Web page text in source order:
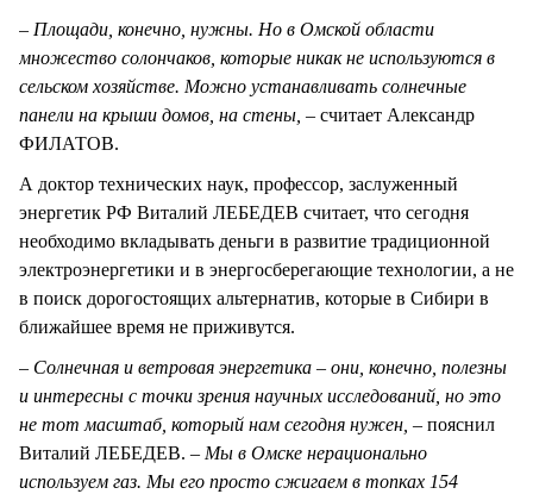
– Площади, конечно, нужны. Но в Омской области
множество солончаков, которые никак не используются в
сельском хозяйстве. Можно устанавливать солнечные
панели на крыши домов, на стены, – считает Александр
ФИЛАТОВ.
А доктор технических наук, профессор, заслуженный
энергетик РФ Виталий ЛЕБЕДЕВ считает, что сегодня
необходимо вкладывать деньги в развитие традиционной
электроэнергетики и в энергосберегающие технологии, а не
в поиск дорогостоящих альтернатив, которые в Сибири в
ближайшее время не приживутся.
– Солнечная и ветровая энергетика – они, конечно, полезны
и интересны с точки зрения научных исследований, но это
не тот масштаб, который нам сегодня нужен, – пояснил
Виталий ЛЕБЕДЕВ. – Мы в Омске нерационально
используем газ. Мы его просто сжигаем в топках 154